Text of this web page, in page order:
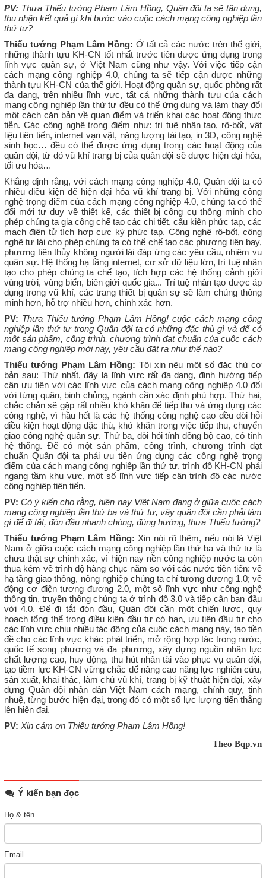
PV: Thưa Thiếu tướng Phạm Lâm Hồng, Quân đội ta sẽ tận dụng,
thu nhận kết quả gì khi bước vào cuộc cách mạng công nghiệp lần
thứ tư?
Thiếu tướng Phạm Lâm Hồng: Ở tất cả các nước trên thế giới,
những thành tựu KH-CN tốt nhất trước tiên được ứng dụng trong
lĩnh vực quân sự, ở Việt Nam cũng như vậy. Với việc tiếp cận
cách mạng công nghiệp 4.0, chúng ta sẽ tiếp cận được những
thành tựu KH-CN của thế giới. Hoạt động quân sự, quốc phòng rất
đa dạng, trên nhiều lĩnh vực, tất cả những thành tựu của cách
mạng công nghiệp lần thứ tư đều có thể ứng dụng và làm thay đổi
một cách căn bản về quan điểm và triển khai các hoạt động thực
tiễn. Các công nghệ trọng điểm như: trí tuệ nhận tạo, rô-bốt, vật
liệu tiên tiến, internet vạn vật, năng lượng tái tạo, in 3D, công nghệ
sinh học… đều có thể được ứng dụng trong các hoạt động của
quân đội, từ đó vũ khí trang bị của quân đội sẽ được hiện đại hóa,
tối ưu hóa…
Khẳng định rằng, với cách mạng công nghiệp 4.0, Quân đội ta có
nhiều điều kiện để hiện đại hóa vũ khí trang bị. Với những công
nghệ trọng điểm của cách mạng công nghiệp 4.0, chúng ta có thể
đổi mới tư duy về thiết kế, các thiết bị công cụ thông minh cho
phép chúng ta gia công chế tạo các chi tiết, cấu kiện phức tạp, các
mạch điện tử tích hợp cực kỳ phức tạp. Công nghệ rô-bốt, công
nghệ tự lái cho phép chúng ta có thể chế tạo các phương tiện bay,
phương tiện thủy không người lái đáp ứng các yêu cầu, nhiệm vụ
quân sự. Hệ thống hạ tầng internet, cơ sở dữ liệu lớn, trí tuệ nhân
tạo cho phép chúng ta chế tạo, tích hợp các hệ thống cảnh giới
vùng trời, vùng biển, biên giới quốc gia... Trí tuệ nhân tạo được áp
dụng trong vũ khí, các trang thiết bị quân sự sẽ làm chúng thông
minh hơn, hỗ trợ nhiều hơn, chính xác hơn.
PV: Thưa Thiếu tướng Phạm Lâm Hồng! cuộc cách mạng công
nghiệp lần thứ tư trong Quân đội ta có những đặc thù gì và để có
một sản phẩm, công trình, chương trình đạt chuẩn của cuộc cách
mạng công nghiệp mới này, yêu cầu đặt ra như thế nào?
Thiếu tướng Phạm Lâm Hồng: Tôi xin nêu một số đặc thù cơ
bản sau: Thứ nhất, đây là lĩnh vực rất đa dạng, định hướng tiếp
cận ưu tiên với các lĩnh vực của cách mạng công nghiệp 4.0 đối
với từng quân, binh chủng, ngành cần xác định phù hợp. Thứ hai,
chắc chắn sẽ gặp rất nhiều khó khăn để tiếp thu và ứng dụng các
công nghệ, vì hầu hết là các hệ thống công nghệ cao đều đòi hỏi
điều kiện hoạt động đặc thù, khó khăn trong việc tiếp thu, chuyển
giao công nghệ quân sự. Thứ ba, đòi hỏi tính đồng bộ cao, có tính
hệ thống. Để có một sản phẩm, công trình, chương trình đạt
chuẩn Quân đội ta phải ưu tiên ứng dụng các công nghệ trọng
điểm của cách mạng công nghiệp lần thứ tư, trình độ KH-CN phải
ngang tầm khu vực, một số lĩnh vực tiếp cận trình độ các nước
công nghiệp tiên tiến.
PV: Có ý kiến cho rằng, hiện nay Việt Nam đang ở giữa cuộc cách
mạng công nghiệp lần thứ ba và thứ tư, vậy quân đội cần phải làm
gì để đi tắt, đón đầu nhanh chóng, đúng hướng, thưa Thiếu tướng?
Thiếu tướng Phạm Lâm Hồng: Xin nói rõ thêm, nếu nói là Việt
Nam ở giữa cuộc cách mạng công nghiệp lần thứ ba và thứ tư là
chưa thật sự chính xác, vì hiện nay nền công nghiệp nước ta còn
thua kém về trình độ hàng chục năm so với các nước tiên tiến: về
hạ tầng giao thông, nông nghiệp chúng ta chỉ tương đương 1.0; về
động cơ điện tương đương 2.0, một số lĩnh vực như công nghệ
thông tin, truyền thông chúng ta ở trình độ 3.0 và tiếp cận ban đầu
với 4.0. Để đi tắt đón đầu, Quân đội cần một chiến lược, quy
hoạch tổng thể trong điều kiện đầu tư có hạn, ưu tiên đầu tư cho
các lĩnh vực chịu nhiều tác động của cuộc cách mạng này, tạo tiền
đề cho các lĩnh vực khác phát triển, mở rộng hợp tác trong nước,
quốc tế song phương và đa phương, xây dựng nguồn nhân lực
chất lượng cao, huy động, thu hút nhân tài vào phục vụ quân đội,
tạo tiềm lực KH-CN vững chắc để nâng cao năng lực nghiên cứu,
sản xuất, khai thác, làm chủ vũ khí, trang bị kỹ thuật hiện đại, xây
dựng Quân đội nhân dân Việt Nam cách mạng, chính quy, tinh
nhuệ, từng bước hiện đại, trong đó có một số lực lượng tiến thẳng
lên hiện đại.
PV: Xin cám ơn Thiếu tướng Phạm Lâm Hồng!
Theo Bqp.vn
Ý kiến bạn đọc
Họ & tên
Email